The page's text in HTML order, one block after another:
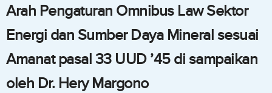
Arah Pengaturan Omnibus Law Sektor
Energi dan Sumber Daya Mineral sesuai
Amanat pasal 33 UUD ’45 di sampaikan
oleh Dr. Hery Margono